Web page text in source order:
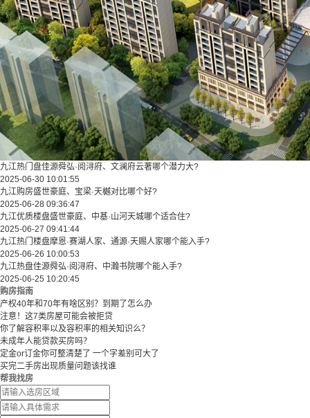
九江热门盘佳源舜弘·阅浔府、文澜府云著哪个潜力大?
2025-06-30 10:01:55
九江购房盛世豪庭、宝梁·天樾对比哪个好?
2025-06-28 09:36:47
九江优质楼盘盛世豪庭、中基·山河天城哪个适合住?
2025-06-27 09:41:44
九江热门楼盘摩恩·赛湖人家、通源·天赐人家哪个能入手?
2025-06-26 10:00:53
九江热盘佳源舜弘·阅浔府、中瀚书院哪个能入手?
2025-06-25 10:20:45
购房指南
产权40年和70年有啥区别？到期了怎么办
注意！这7类房屋可能会被拒贷
你了解容积率以及容积率的相关知识么？
未成年人能贷款买房吗？
定金or订金你可整清楚了 一个字差别可大了
买完二手房出现质量问题该找谁
帮我找房